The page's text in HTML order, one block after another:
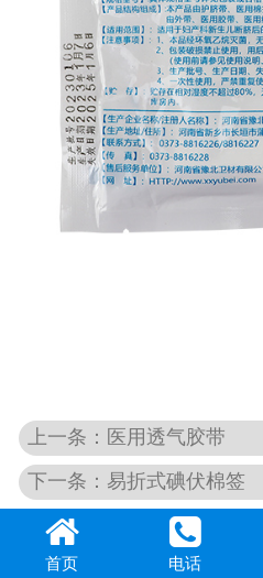
上一条：医用透气胶带
下一条：易折式碘伏棉签
首页 电话